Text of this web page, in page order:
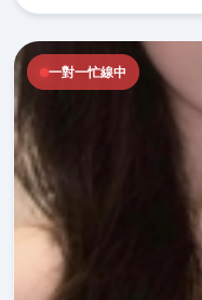
一對一忙線中